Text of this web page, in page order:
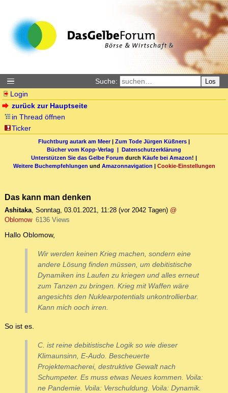
Suche: Los
Login
zurück zur Hauptseite
in Thread öffnen
Ticker
Fluchtburg autark am Meer| Zum Tode Jürgen Küßners |
Bücher vom Kopp-Verlag | Datenschutzerklärung
Unterstützen Sie das Gelbe Forum durch Käufe bei Amazon! |
Weitere Buchempfehlungen und Amazonnavigation | Cookie-Einstellungen
Das kann man denken
Ashitaka, Sonntag, 03.01.2021, 11:28 (vor 2042 Tagen) @
Oblomow 6136 Views
Hallo Oblomow,
Wir werden keinen Krieg machen, sondern eine
andere Lösung finden müssen, um debitistische
Dynamiken ins Laufen zu kriegen und alles erneut
zum Tanzen zu bringen. Krieg mit Waffen wäre
angesichts den Nuklearpotentials unkontrollierbar.
Kann mich ooch irren.
So ist es.
C. ist reine debitistische Logik so wie dieser
Klimaunsinn, E-Audo. Bescheuerte
Projektemacherei, destruktive Gewalt nach
Schumpeter. Es muss etwas Neues kommen. Voila:
ne Pandemie. Voila: Verschuldung. Voila: Dynamik.